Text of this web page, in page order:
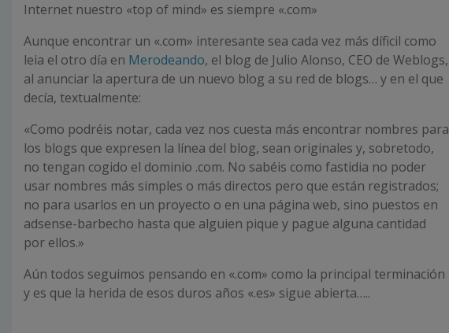
Internet nuestro «top of mind» es siempre «.com»
Aunque encontrar un «.com» interesante sea cada vez más díficil como
leia el otro día en Merodeando, el blog de Julio Alonso, CEO de Weblogs,
al anunciar la apertura de un nuevo blog a su red de blogs… y en el que
decía, textualmente:
«Como podréis notar, cada vez nos cuesta más encontrar nombres para
los blogs que expresen la línea del blog, sean originales y, sobretodo,
no tengan cogido el dominio .com. No sabéis como fastidia no poder
usar nombres más simples o más directos pero que están registrados;
no para usarlos en un proyecto o en una página web, sino puestos en
adsense-barbecho hasta que alguien pique y pague alguna cantidad
por ellos.»
Aún todos seguimos pensando en «.com» como la principal terminación
y es que la herida de esos duros años «.es» sigue abierta…..